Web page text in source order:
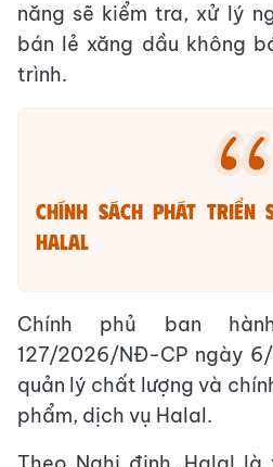
năng sẽ kiểm tra, xử lý
bán lẻ xăng dầu không
trình.
Chính sách phát triển
Halal
Chính phủ ban
127/2026/NĐ-CP ngày
quản lý chất lượng và
phẩm, dịch vụ Halal.